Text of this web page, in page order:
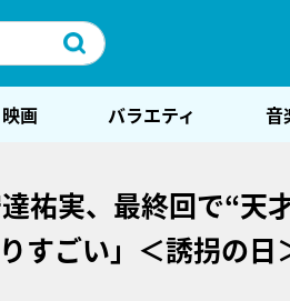
画 バラエティ 音
祐実、最終回で“天
りすごい」＜誘拐の日